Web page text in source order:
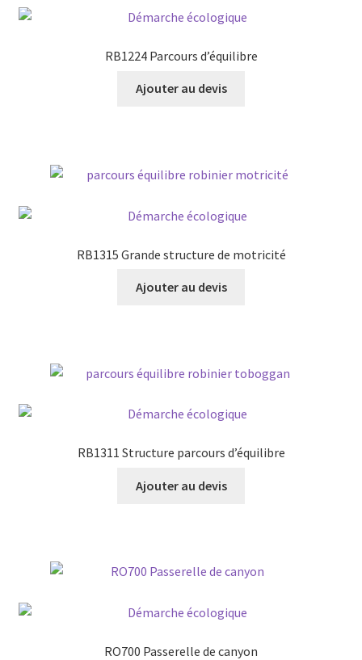
RB1224 Parcours d’équilibre
Ajouter au devis
RB1315 Grande structure de motricité
Ajouter au devis
RB1311 Structure parcours d’équilibre
Ajouter au devis
RO700 Passerelle de canyon